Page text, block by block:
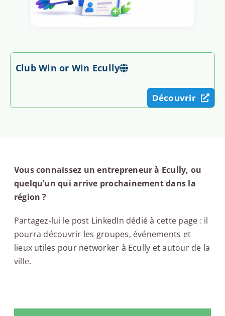
Club Win or Win Ecully
Découvrir
Vous connaissez un entrepreneur à Ecully, ou
quelqu’un qui arrive prochainement dans la
région ?
Partagez-lui le post LinkedIn dédié à cette page : il
pourra découvrir les groupes, événements et
lieux utiles pour networker à Ecully et autour de la
ville.